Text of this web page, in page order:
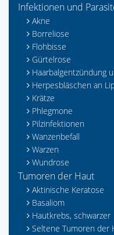
Infektionen und
Akne
Borreliose
Flohbisse
Gürtelrose
Haarbalgentzündung
Herpesbläschen an
Krätze
Phlegmone
Pilzinfektionen
Wanzenbefall
Warzen
Wundrose
Tumoren der Haut
Aktinische Keratose
Basaliom
Hautkrebs, schwarzer
Seltene Tumoren der